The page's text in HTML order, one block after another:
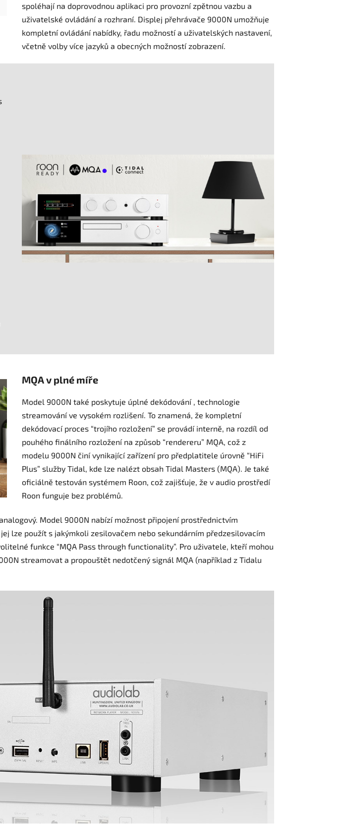
spoléhají na doprovodnou aplikaci pro provozní zpětnou vazbu a
uživatelské ovládání a rozhraní. Displej přehrávače 9000N umožňuje
kompletní ovládání nabídky, řadu možností a uživatelských nastavení,
včetně volby více jazyků a obecných možností zobrazení.
MQA v plné míře
Model 9000N také poskytuje úplné dekódování , technologie
streamování ve vysokém rozlišení. To znamená, že kompletní
dekódovací proces “trojího rozložení” se provádí interně, na rozdíl od
pouhého ﬁnálního rozložení na způsob “rendereru” MQA, což z
modelu 9000N činí vynikající zařízení pro předplatitele úrovně “HiFi
Plus” služby Tidal, kde lze nalézt obsah Tidal Masters (MQA). Je také
oficiálně testován systémem Roon, což zajišťuje, že v audio prostředí
Roon funguje bez problémů.
Model 9000N nabízí možnost připojení prostřednictvím
lze použít s jakýmkoli zesilovačem nebo sekundárním předzesilovacím
funkce “MQA Pass through functionality”. Pro uživatele, kteří mohou
streamovat a propouštět nedotčený signál MQA (například z Tidalu